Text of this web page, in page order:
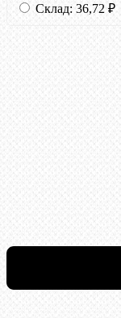
Склад: 36,72 ₽